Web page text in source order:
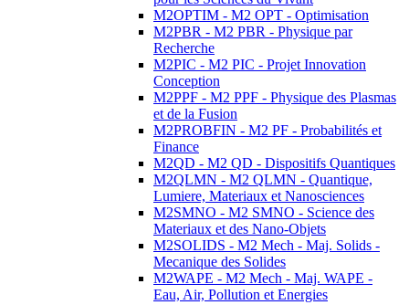
M2OPTIM - M2 OPT - Optimisation
M2PBR - M2 PBR - Physique par
Recherche
M2PIC - M2 PIC - Projet Innovation
Conception
M2PPF - M2 PPF - Physique des Plasmas
et de la Fusion
M2PROBFIN - M2 PF - Probabilités et
Finance
M2QD - M2 QD - Dispositifs Quantiques
M2QLMN - M2 QLMN - Quantique,
Lumiere, Materiaux et Nanosciences
M2SMNO - M2 SMNO - Science des
Materiaux et des Nano-Objets
M2SOLIDS - M2 Mech - Maj. Solids -
Mecanique des Solides
M2WAPE - M2 Mech - Maj. WAPE -
Eau, Air, Pollution et Energies